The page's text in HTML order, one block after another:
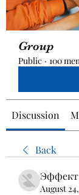
Group
Public · 100
Discussion
Back
Эффект
August